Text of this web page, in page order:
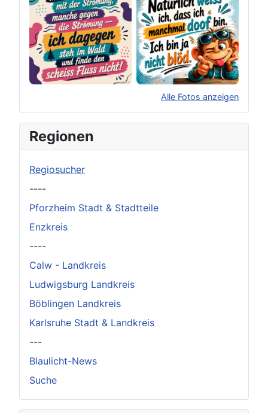
Alle Fotos anzeigen
Original herunterladen
Regionen
Regiosucher
----
Pforzheim Stadt & Stadtteile
Enzkreis
----
Calw - Landkreis
Ludwigsburg Landkreis
Böblingen Landkreis
Karlsruhe Stadt & Landkreis
---
Blaulicht-News
Suche